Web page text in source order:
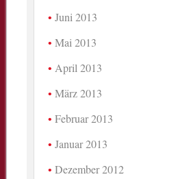
Juni 2013
Mai 2013
April 2013
März 2013
Februar 2013
Januar 2013
Dezember 2012